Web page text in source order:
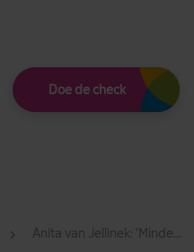
Doe de check
Anita van Jellinek: 'Minder of niets drinken: zo pak je dat aan'